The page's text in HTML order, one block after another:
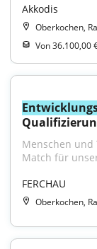
Akkodis
Oberkochen,
Von 36.100,00
Menschen und
Match für
FERCHAU
Oberkochen,